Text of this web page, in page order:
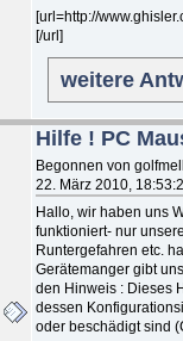
[url=http://
[/url]
weitere
Hilfe ! PC
Begonnen von
22. März 2010,
Hallo, wir haben uns
funktioniert- nur
Runtergefahren etc.
Gerätemanger gibt
den Hinweis : Dieses
dessen
oder beschädigt sind